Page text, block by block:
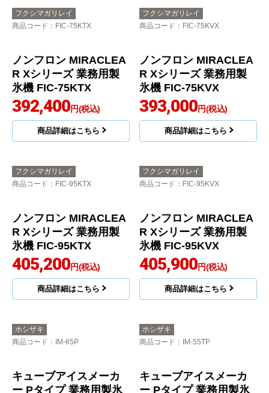
フクシマガリレイ
商品コード ：FIC-75KTX
ノンフロン MIRACLEA
R Xシリーズ 業務用製
氷機 FIC-75KTX
392,400円(税込)
商品詳細はこちら
フクシマガリレイ
商品コード ：FIC-75KVX
ノンフロン MIRACLEA
R Xシリーズ 業務用製
氷機 FIC-75KVX
393,000円(税込)
商品詳細はこちら
フクシマガリレイ
商品コード：FIC-95KTX
フクシマガリレイ
商品コード：FIC-95KVX